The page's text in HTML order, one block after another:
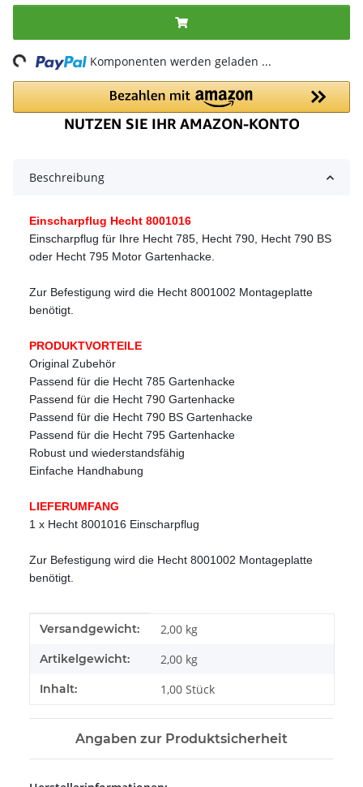
Komponenten werden geladen ...
Beschreibung
Einscharpflug Hecht 8001016
Einscharpflug für Ihre Hecht 785, Hecht 790, Hecht 790 BS
oder Hecht 795 Motor Gartenhacke.
Zur Befestigung wird die Hecht 8001002 Montageplatte
benötigt.
PRODUKTVORTEILE
Original Zubehör
Passend für die Hecht 785 Gartenhacke
Passend für die Hecht 790 Gartenhacke
Passend für die Hecht 790 BS Gartenhacke
Passend für die Hecht 795 Gartenhacke
Robust und wiederstandsfähig
Einfache Handhabung
LIEFERUMFANG
1 x Hecht 8001016 Einscharpflug
Zur Befestigung wird die Hecht 8001002 Montageplatte
benötigt.
Produkteigenschaft
Wert
Versandgewicht: 2,00 kg
Artikelgewicht: 2,00 kg
Inhalt: 1,00 Stück
Angaben zur Produktsicherheit